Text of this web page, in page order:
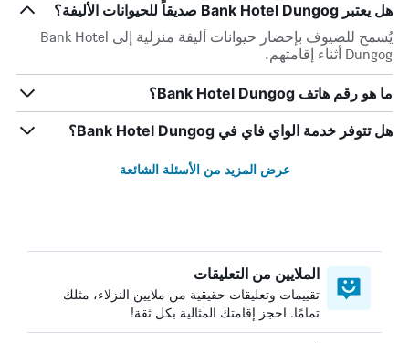
هل يعتبر Bank Hotel Dungog صديقاً للحيوانات الأليفة؟
يُسمح للضيوف بإحضار حيوانات أليفة منزلية إلى Bank Hotel
Dungog أثناء إقامتهم.
ما هو رقم هاتف Bank Hotel Dungog؟
هل تتوفر خدمة الواي فاي في Bank Hotel Dungog؟
عرض المزيد من الأسئلة الشائعة
الملايين من التعليقات
تقييمات وتعليقات حقيقية من ملايين النزلاء، مثلك
تمامًا. احجز إقامتك المثالية بكل ثقة!